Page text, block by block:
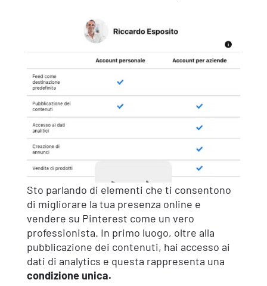
Sto parlando di elementi che ti consentono
di migliorare la tua presenza online e
vendere su Pinterest come un vero
professionista. In primo luogo, oltre alla
pubblicazione dei contenuti, hai accesso ai
dati di analytics e questa rappresenta una
condizione unica.